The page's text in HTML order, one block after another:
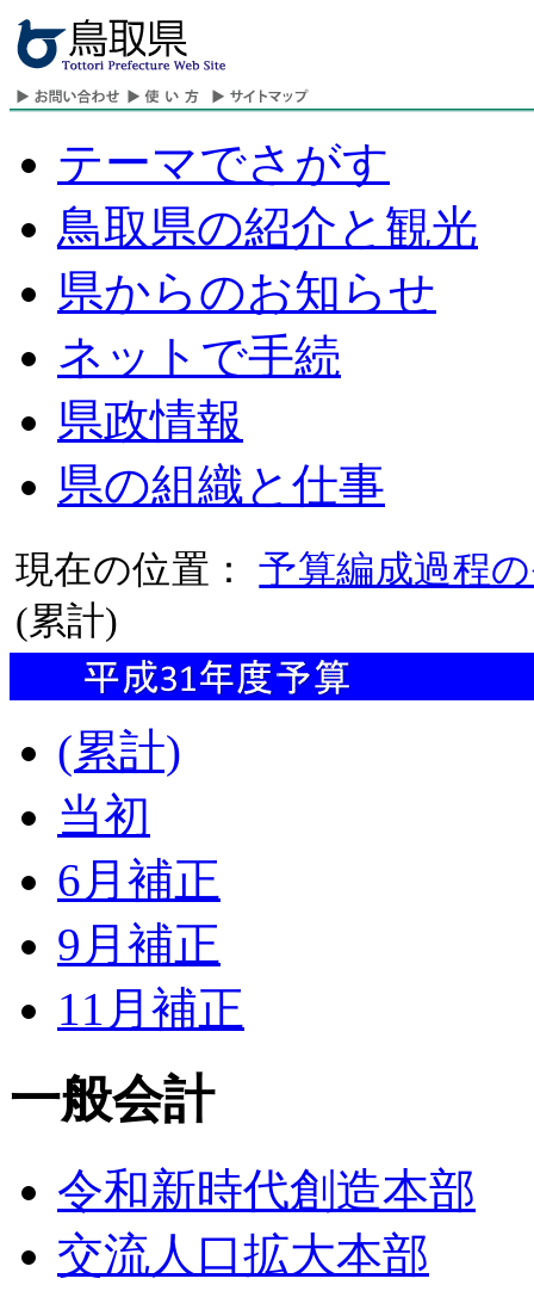
テーマでさがす
鳥取県の紹介と観光
県からのお知らせ
ネットで手続
県政情報
県の組織と仕事
現在の位置：予算編成過程
(累計)
(累計)
当初
6月補正
9月補正
11月補正
一般会計
令和新時代創造本部
交流人口拡大本部